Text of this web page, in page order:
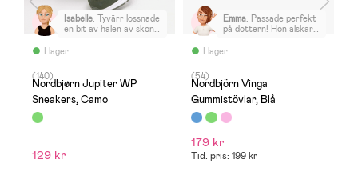
I lager
Isabelle: Tyvärr lossnade
en bit av hälen av skon
MEN jag fick snabbt ett
🙏
(140)
Nordbjørn Jupiter WP
Sneakers, Camo
129 kr
I lager
Emma: Passade perfekt
på dottern! Hon älskar
(54)
Nordbjörn Vinga
Gummistövlar, Blå
179 kr
Tid. pris: 199 kr